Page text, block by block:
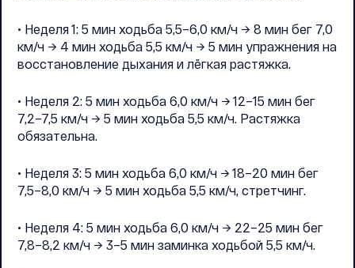
• Неделя 1: 5 мин ходьба 5,5–6,0 км/ч → 8 мин бег 7,0
км/ч → 4 мин ходьба 5,5 км/ч → 5 мин упражнения на
восстановление дыхания и лёгкая растяжка.
• Неделя 2: 5 мин ходьба 6,0 км/ч → 12–15 мин бег
7,2–7,5 км/ч → 5 мин ходьба 5,5 км/ч. Растяжка
обязательна.
• Неделя 3: 5 мин ходьба 6,0 км/ч → 18–20 мин бег
7,5–8,0 км/ч → 5 мин ходьба 5,5 км/ч, стретчинг.
• Неделя 4: 5 мин ходьба 6,0 км/ч → 22–25 мин бег
7,8–8,2 км/ч → 3–5 мин заминка ходьбой 5,5 км/ч.